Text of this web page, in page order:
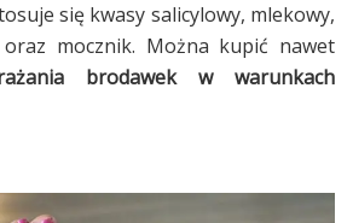
się kwasy salicylowy, mlekowy,
mocznik. Można kupić nawet
brodawek w warunkach